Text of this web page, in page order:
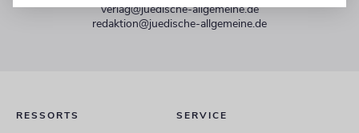
verlag@juedische-allgemeine.de
redaktion@juedische-allgemeine.de
RESSORTS SERVICE